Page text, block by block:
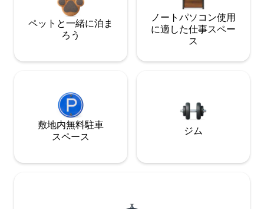
ペットと一緒に泊ま
ろう
ノートパソコン使用
に適した仕事スペー
ス
敷地内無料駐⁠車
ス⁠ペ⁠ー⁠ス
ジム